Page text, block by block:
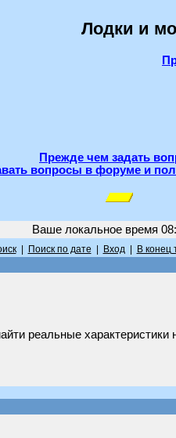
Лодки и
Прежде чем задать
вопросы в форуме и
Ваше локальное время
| Поиск по дате Вход| В конец
реальные